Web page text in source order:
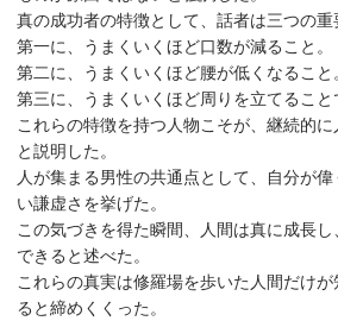
真の成功者の特徴として、話者は三つの重
第一に、うまくいくほど口数が減ること。
第二に、うまくいくほど腰が低くなること。
第三に、うまくいくほど周りを立てること
これらの特徴を持つ人物こそが、継続的
と説明した。
人が集まる男性の共通点として、自分が
い謙虚さを挙げた。
この気づきを得た瞬間、人間は真に成長
できると述べた。
これらの真実は修羅場を歩いた人間だけ
ると締めくくった。